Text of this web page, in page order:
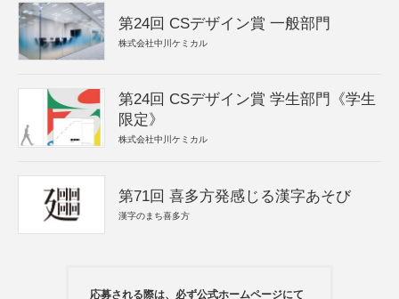
第24回 CSデザイン賞 一般部門
株式会社中川ケミカル
第24回 CSデザイン賞 学生部門《学生
限定》
株式会社中川ケミカル
第71回 喜多方発感じる漢字あそび
漢字のまち喜多方
応募される際は、必ず公式ホームページにて